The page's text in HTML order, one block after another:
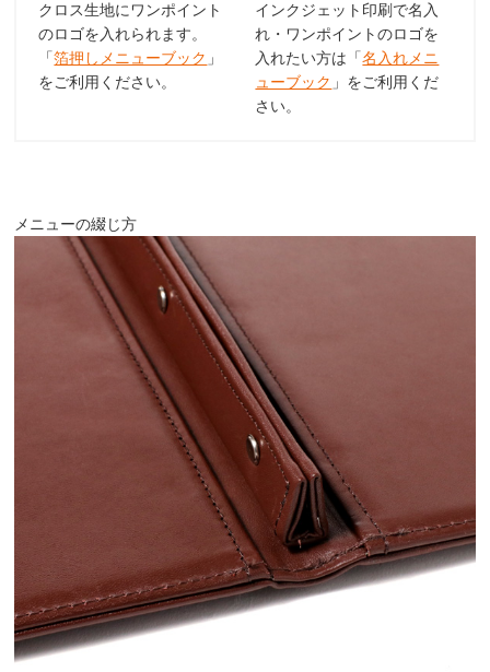
クロス生地にワンポイント
のロゴを入れられます。
「箔押しメニューブック 」
をご利用ください。
インクジェット印刷で名入
れ・ワンポイントのロゴを
入れたい方は「名入れメニ
ューブック 」をご利用くだ
さい。
メニューの綴じ方